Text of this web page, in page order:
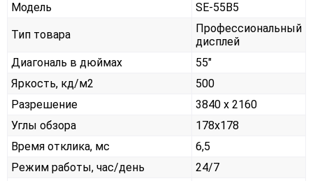
Модель
SE-55B5
Тип товара
Профессиональный
дисплей
Диагональ в дюймах
55"
Яркость, кд/м2
500
Разрешение
3840 x 2160
Углы обзора
178x178
Время отклика, мс
6,5
Режим работы, час/день
24/7